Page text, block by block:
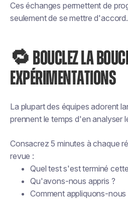
Ces échanges permettent de
seulement de se mettre d'accord.
🔁 BOUCLEZ LA
EXPÉRIMENTATIONS
La plupart des équipes adorent
prennent le temps d'en analyser
Consacrez 5 minutes à chaque
revue :
Quel test s'est terminé
Qu'avons-nous appris ?
Comment appliquons-